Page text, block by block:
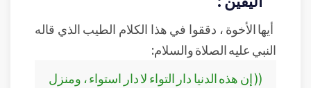
أيها الأخوة ، دققوا في هذا الكلام الطيب الذي قاله
النبي عليه الصلاة والسلام:
(( إن هذه الدنيا دار التواء لا دار استواء ، ومنزل